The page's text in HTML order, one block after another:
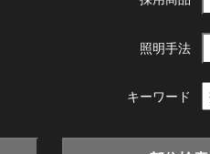
照明手法
キーワード